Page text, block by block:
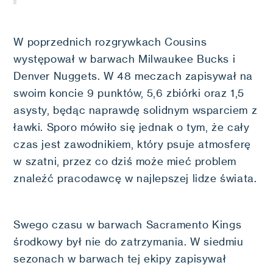
W poprzednich rozgrywkach Cousins
występował w barwach Milwaukee Bucks i
Denver Nuggets. W 48 meczach zapisywał na
swoim koncie 9 punktów, 5,6 zbiórki oraz 1,5
asysty, będąc naprawdę solidnym wsparciem z
ławki. Sporo mówiło się jednak o tym, że cały
czas jest zawodnikiem, który psuje atmosferę
w szatni, przez co dziś może mieć problem
znaleźć pracodawcę w najlepszej lidze świata.
Swego czasu w barwach Sacramento Kings
środkowy był nie do zatrzymania. W siedmiu
sezonach w barwach tej ekipy zapisywał